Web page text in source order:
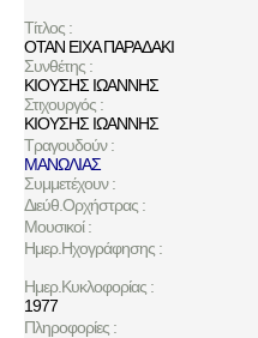
Τίτλος :
ΟΤΑΝ ΕΙΧΑ ΠΑΡΑΔΑΚΙ
Συνθέτης :
ΚΙΟΥΣΗΣ ΙΩΑΝΝΗΣ
Στιχουργός :
ΚΙΟΥΣΗΣ ΙΩΑΝΝΗΣ
Τραγουδούν :
ΜΑΝΩΛΙΑΣ
Συμμετέχουν :
Διεύθ.Ορχήστρας :
Μουσικοί :
Ημερ.Ηχογράφησης :
Ημερ.Κυκλοφορίας :
1977
Πληροφορίες :